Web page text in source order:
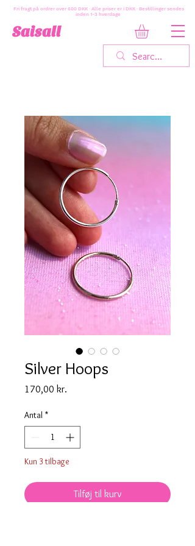
Saisall
Fri fragt på ordrer over 600 DKK · Alle priser er i DKK · Bestillinger sendes
inden 1-3 hverdage
Silver Hoops
170,00 kr.
Antal *
Kun 3 tilbage
Tilføj til kurv